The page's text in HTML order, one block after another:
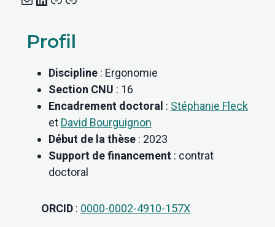
Profil
Discipline: Ergonomie
Section CNU : 16
Encadrement doctoral : Stéphanie Fleck
et David Bourguignon
Début de la thèse: 2023
Support de financement: contrat
doctoral
ORCID: 0000-0002-4910-157X